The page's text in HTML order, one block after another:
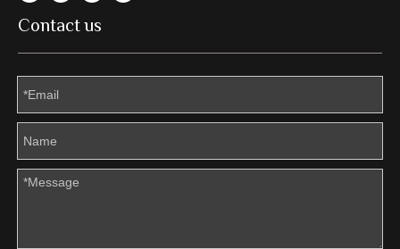
Contact us